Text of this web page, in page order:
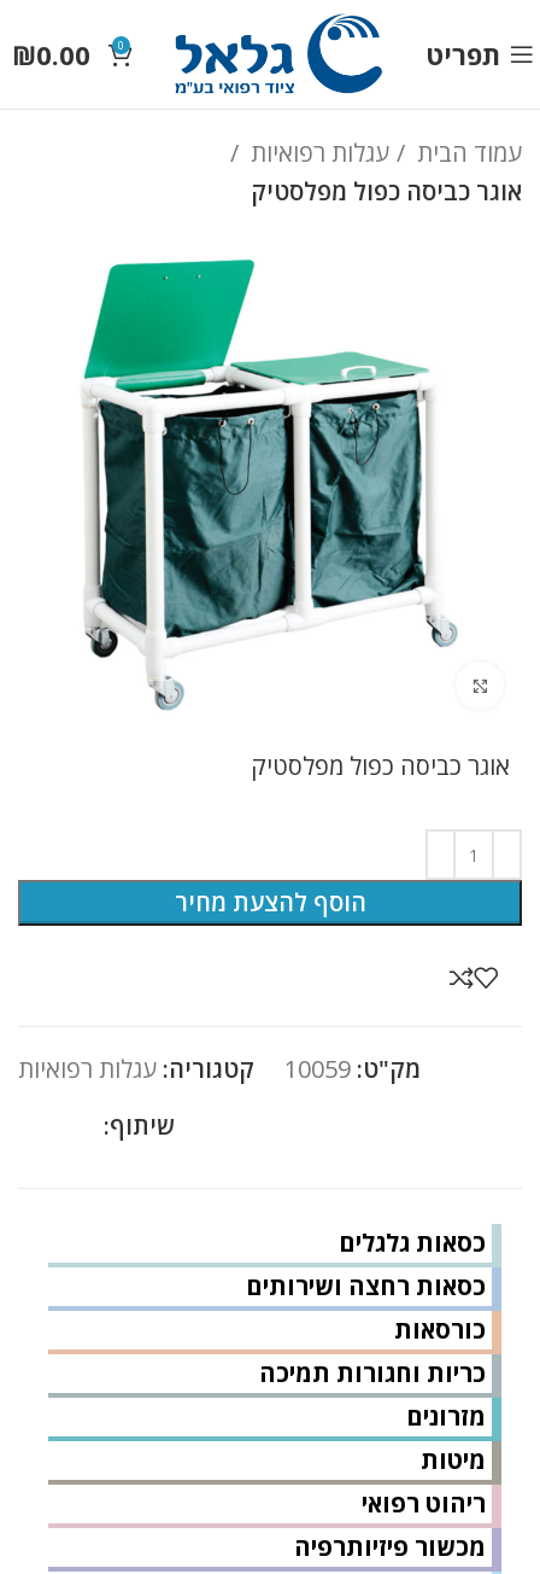
תפריט 0
₪0.00
עמוד הבית
עגלות רפואיות
אוגר כביסה כפול מפלסטיק
כסאות גלגלים
כסאות רחצה ושירותים
כורסאות
כריות וחגורות תמיכה
מזרונים
מיטות
ריהוט רפואי
מכשור פיזיותרפיה
אוגר כביסה כפול מפלסטיק
הוסף להצעת מחיר
מק"ט: 10059 קטגוריה: עגלות רפואיות
שיתוף: